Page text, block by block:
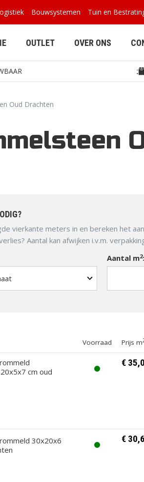
BUITENVERBLIJVEN
OUTLET OVER ONS
Bouwsystemen Tuin en
Oud Drachten
vierkante meters in en bereken het
Aantal kan afwijken i.v.m.
Aantal m2:
Voorraad Prijs m
cm oud
€
30x20x6
€